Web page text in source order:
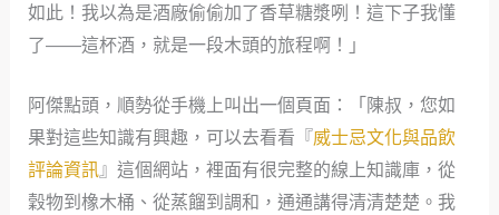
如此！我以為是酒廠偷偷加了香草糖漿咧！這下子我懂
了——這杯酒，就是一段木頭的旅程啊！」
阿傑點頭，順勢從手機上叫出一個頁面：「陳叔，您如
果對這些知識有興趣，可以去看看『威士忌文化與品飲
評論資訊』這個網站，裡面有很完整的線上知識庫，從
穀物到橡木桶、從蒸餾到調和，通通講得清清楚楚。我